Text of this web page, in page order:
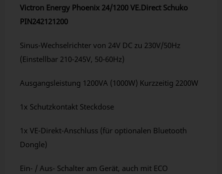
Victron Energy Phoenix 24/1200 VE.Direct Schuko
PIN242121200
Sinus-Wechselrichter von 24V DC zu 230V/50Hz
(Einstellbar 210-245V, 50-60Hz)
Ausgangsleistung 1200VA (1000W) Kurzzeitig 2200W
1x Schutzkontakt Steckdose
1x VE-Direkt-Anschluss (für optionalen Bluetooth
Dongle)
Ein- / Aus- Schalter am Gerät, auch mit ECO